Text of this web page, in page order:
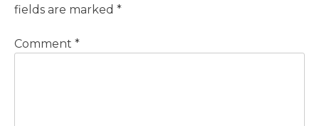
fields are marked *
Comment *